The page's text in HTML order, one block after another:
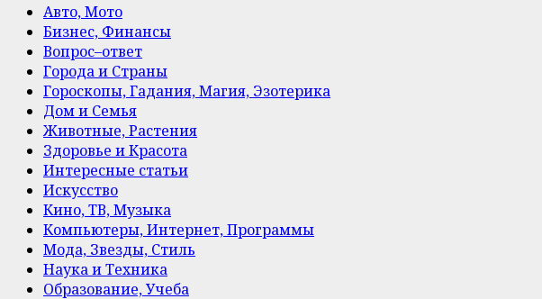
Авто, Мото
Бизнес, Финансы
Вопрос–ответ
Города и Страны
Гороскопы, Гадания, Магия, Эзотерика
Дом и Семья
Животные, Растения
Здоровье и Красота
Интересные статьи
Искусство
Кино, ТВ, Музыка
Компьютеры, Интернет, Программы
Мода, Звезды, Стиль
Наука и Техника
Образование, Учеба